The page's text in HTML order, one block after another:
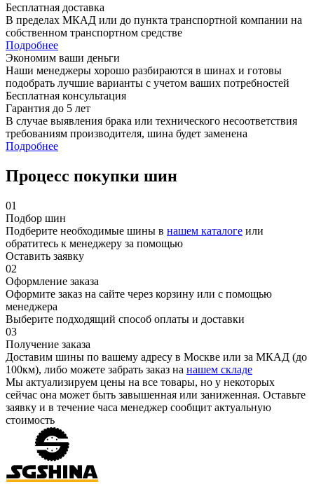
Бесплатная доставка
В пределах МКАД или до пункта транспортной компании на
собственном транспортном средстве
Подробнее
Экономим ваши деньги
Наши менеджеры хорошо разбираются в шинах и готовы
подобрать лучшие варианты с учетом ваших потребностей
Бесплатная консультация
Гарантия до 5 лет
В случае выявления брака или технического несоответствия
требованиям производителя, шина будет заменена
Подробнее
Процесс покупки шин
01
Подбор шин
Подберите необходимые шины в нашем каталоге или
обратитесь к менеджеру за помощью
Оставить заявку
02
Оформление заказа
Оформите заказ на сайте через корзину или с помощью
менеджера
Выберите подходящий способ оплаты и доставки
03
Получение заказа
Доставим шины по вашему адресу в Москве или за МКАД (до
100км), либо можете забрать заказ на нашем складе
Мы актуализируем цены на все товары, но у некоторых
сейчас она может быть завышенная или заниженная. Оставьте
заявку и в течение часа менеджер сообщит актуальную
стоимость